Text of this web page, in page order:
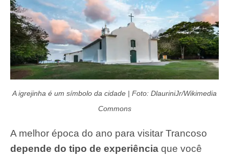
A igrejinha é um símbolo da cidade | Foto: DlauriniJr/Wikimedia
Commons
A melhor época do ano para visitar Trancoso
depende do tipo de experiência que você